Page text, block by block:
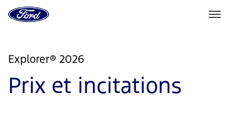
la
page
Explorer® 2026
Prix et incitations